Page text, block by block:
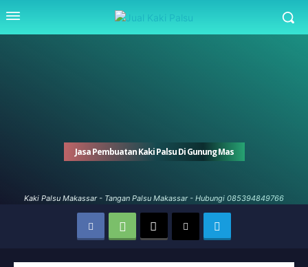
Jasa Pembuatan Kaki Palsu Di Gunung Mas
Kaki Palsu Makassar - Tangan Palsu Makassar - Hubungi 085394849766